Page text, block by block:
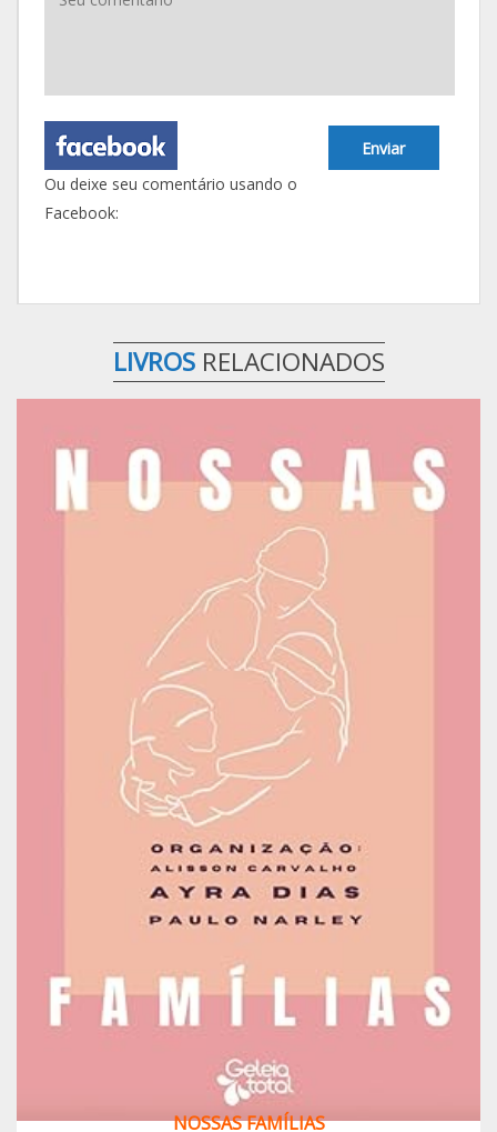
Enviar
Ou deixe seu comentário usando o
Facebook:
LIVROS RELACIONADOS
NOSSAS FAMÍLIAS